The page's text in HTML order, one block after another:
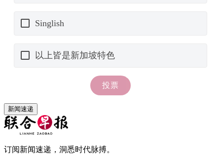
新闻速递
订阅新闻速递，洞悉时代脉搏。